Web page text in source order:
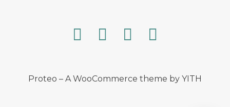
Proteo – A WooCommerce theme by YITH